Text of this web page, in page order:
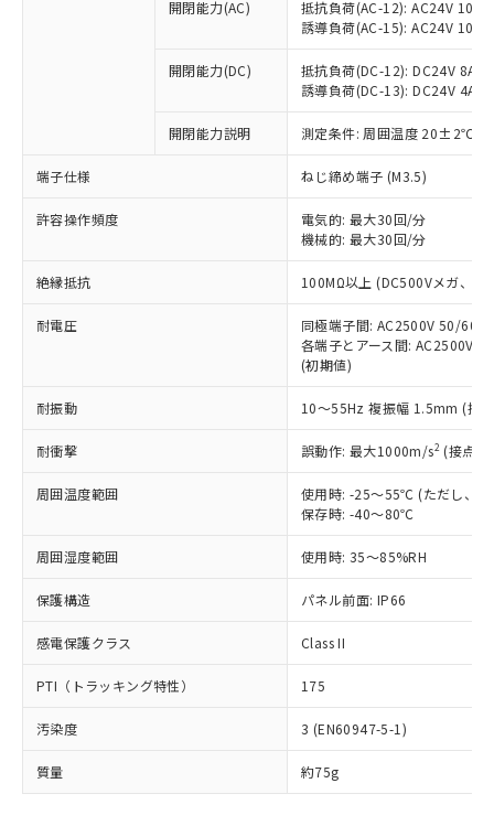
開閉能力(AC)
抵抗負荷(AC-12): AC24V 10A/
誘導負荷(AC-15): AC24V
開閉能力(DC)
抵抗負荷(DC-12): DC24V 8A/
誘導負荷(DC-13): DC24V 4A/
開閉能力説明 測定条件: 周囲温度 20±2℃、
端子仕様 ねじ締め端子 (M3.5)
許容操作頻度
電気的: 最大30回/分
機械的: 最大30回/分
絶縁抵抗 100MΩ以上 (DC500Vメガ、点
耐電圧
同極端子間: AC2500V 50/
各端子とアース間: AC2500V
(初期値)
耐振動 10～55Hz 複振幅 1.5mm (接
耐衝撃 誤動作: 最大1000m/s2 (接点
周囲温度範囲
使用時: -25～55℃ (ただし、氷
保存時: -40～80℃
周囲湿度範囲 使用時: 35～85%RH
保護構造 パネル前面: IP66
感電保護クラス Class II
PTI（トラッキング特性） 175
汚染度 3 (EN60947-5-1)
質量 約75g
本サービスは、当社制御機器事業取扱
商品の当社在庫状況および標準価格
(税抜)を提供させていただくもので
当社制御機器事業取扱商品の中には、
本サービスの対象外となる商品もある
ことをご了承ください。
在庫状況および標準価格照会結果は、
記載している更新日時点での社内デー
タに基づき作成されるものであり、閲
覧された時点での実際の在庫および標
準価格とは異なる場合があることをご
正式な納期状況および標準価格はお客
様のお取引先、またはお客様担当のオ
ムロン制御機器販売店・当社販売員に
オムロン制御機器販売店や当社販売拠
販売ネットワーク
」をご確認
在庫状況および標準価格結果を当社の
示しないようお願いします。
マイパーツ機能（部品リスト作成サー
ビス）をご利用いただくには、I-Web
メンバーズにご登録されている必要が
あります。
お客様が当ウェブサイト上で当社にご
登録された部品リストについて、当社
および当社の共同利用者が、当社の製
品・サービスに関するお客様との取
定はありません。
調査・確認中：EU RoHS指令（10物質）の
非含有の対応状況を調査中または確認中の
非該当品：ライセンス料など無形物で、有
害物質有無と関係のない商品です。
仕入先様の事情により、非含有部品として
いたものが、含有品と判明した場合などや
むを得ず変更することがあります。
六価クロム(Cr(Ⅵ)) 1000ppm以下、ポリ臭化ビフェニル
類(PBB) 1000ppm以下、ポリ臭化ジフェニルエーテル類
(PBDE) 1000ppm以下、フタル酸ビス(2-エチルヘキシ
ル) (DEHP)(別名：DOP) 1000ppm以下、フタル酸ブチ
ルベンジル（BBP） 1000ppm以下、フタル酸ジブチル
（DBP） 1000ppm以下、フタル酸ジイソブチル
但し、RoHS指令で産業用監視および制御機器に対する
図的な使用がないことを確認しています。
部品在庫の切り替え状況などにより、予定
※3 非含有証明書ダウンロード
下記の非含有証明書をダウンロードするこ
EU RoHS指令（10物質）の非含有証明書
「○」：最大均質材料含有率が中国RoHSの
「×」：最大均質材料含有率が中国RoHSの
基準値を超えていることを示します。
「－」：未確認です。当社販売部門へお問
い合わせください。
*中国RoHS10物質の基準値 (GB/T26572)：
Pb(鉛) :1000ppm、 Hg(水銀) : 1000ppm、 Cd(カドミウ
ム) : 100ppm、
Cr(Ⅵ)(六価クロム) : 1000ppm、 PBBs(ポリ臭化ビフェ
ニル類) : 1000ppm、 PBDEs(ポリ臭化ジフェニルエーテ
DBP(フタル酸ジブチル) : 1000ppm、 DIBP(フタル酸ジ
イソブチル) : 1000ppm、 BBP(フタル酸ブチルベンジ
DEHP(フタル酸ビス(2-エチルヘキシル)) : 1000ppm
「ｅ」：有害物質（10物質）のすべてが基
準値以下であることを示します。
「10」：通常の使用状況下において有害物
及ぼさない年数を意味します。
「－」：未確認です。当社販売部門へお問
当社は、これら貴社製品のうち、外国
為替および外国貿易法に定める商品
（以下｢規制貨物等」という）を輸出
または国外への提供する場合は、日本
国政府の輸出許可(または役務取引許
可)を取得するなどの必要な手続きを
当社は規制貨物を破棄する場合は、完
全に破砕するなど、違法に輸出されな
いよう必要な手段を講じます。
当社は貴社製品を、核兵器、ミサイ
ル、化学兵器、生物兵器またはその他
武器並びにこれらの製造装置等に一切
当社は、貴社製品を第三者に販売する
場合は、上記1、2および3の内容を当
該第三者に通知します。また当社は、
販売先および販売に係わる関係者が違
法に輸出するおそれがある場合は、取
キャンセル
一定数以上の在庫あり
一定数には満たないが在庫あり
在庫なし(最新の在庫状況につ
いては、お客様のお取引先、ま
たはお客様担当のオムロン制御
機器販売店・当社販売員にご確
受注生産機種、また在庫状況の
情報を公開していない機種